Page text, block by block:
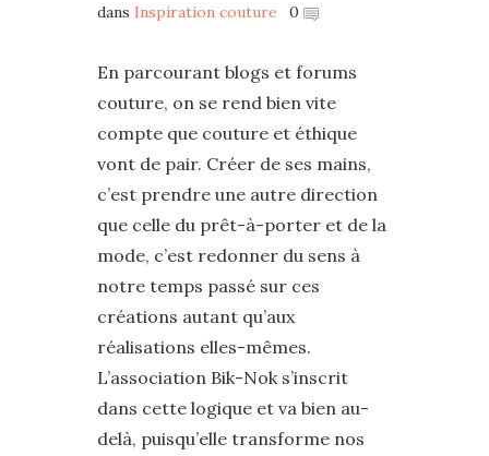
dans Inspiration couture 0
En parcourant blogs et forums
couture, on se rend bien vite
compte que couture et éthique
vont de pair. Créer de ses mains,
c’est prendre une autre direction
que celle du prêt-à-porter et de la
mode, c’est redonner du sens à
notre temps passé sur ces
créations autant qu’aux
réalisations elles-mêmes.
L’association Bik-Nok s’inscrit
dans cette logique et va bien au-
delà, puisqu’elle transforme nos